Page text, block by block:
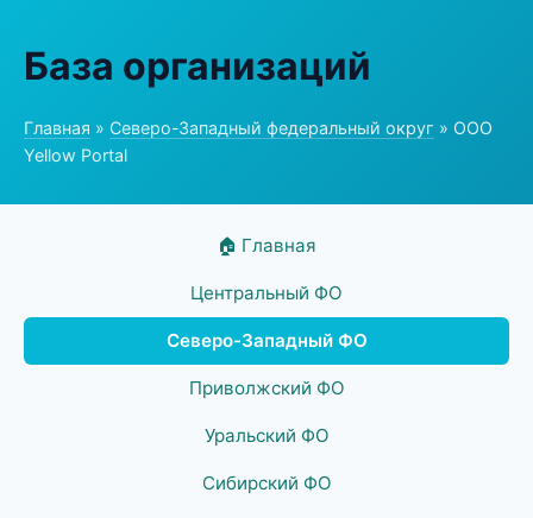
База организаций
Главная » Северо-Западный федеральный округ » ООО
Yellow Portal
🏠 Главная
Центральный ФО
Северо-Западный ФО
Приволжский ФО
Уральский ФО
Сибирский ФО